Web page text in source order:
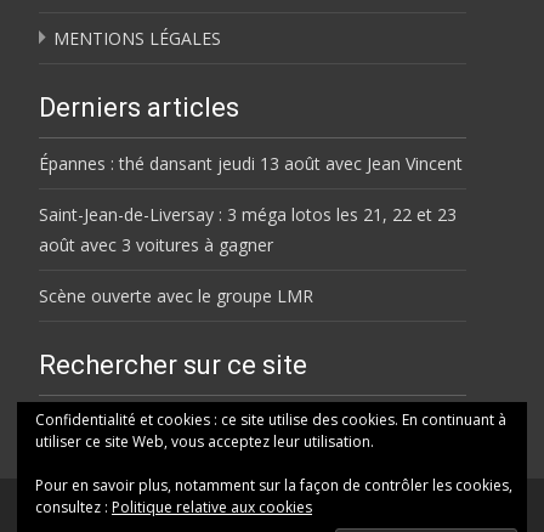
MENTIONS LÉGALES
Derniers articles
Épannes : thé dansant jeudi 13 août avec Jean Vincent
Saint-Jean-de-Liversay : 3 méga lotos les 21, 22 et 23
août avec 3 voitures à gagner
Scène ouverte avec le groupe LMR
Rechercher sur ce site
Rechercher
Confidentialité et cookies : ce site utilise des cookies. En continuant à
utiliser ce site Web, vous acceptez leur utilisation.
Pour en savoir plus, notamment sur la façon de contrôler les cookies,
consultez : Politique relative aux cookies